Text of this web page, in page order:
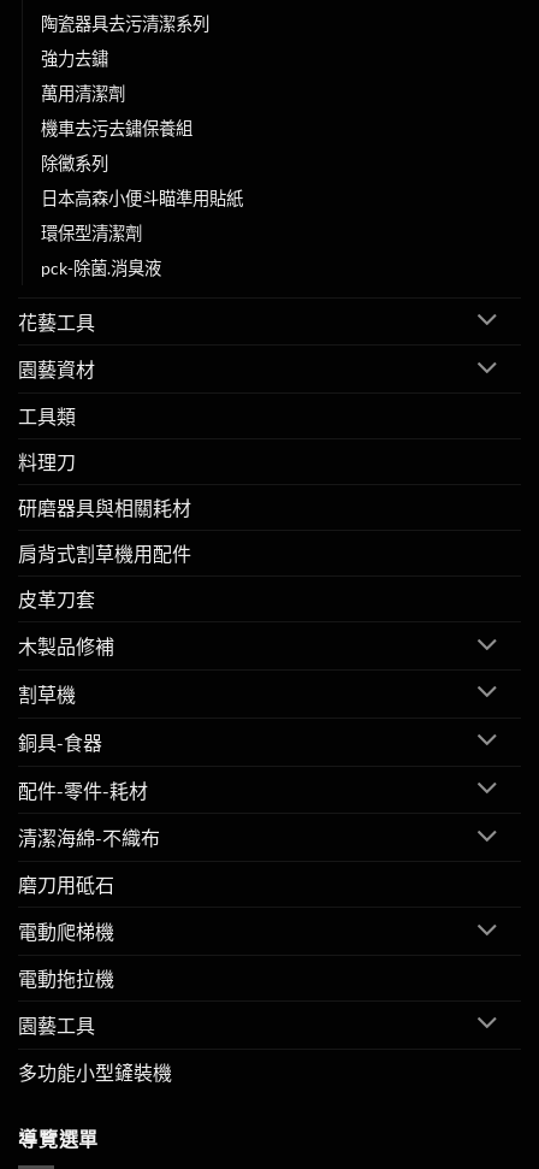
陶瓷器具去污清潔系列
強力去鏽
萬用清潔劑
機車去污去鏽保養組
除黴系列
日本高森小便斗瞄準用貼紙
環保型清潔劑
pck-除菌.消臭液
花藝工具
園藝資材
工具類
料理刀
研磨器具與相關耗材
肩背式割草機用配件
皮革刀套
木製品修補
割草機
銅具-食器
配件-零件-耗材
清潔海綿-不織布
磨刀用砥石
電動爬梯機
電動拖拉機
園藝工具
多功能小型鏟裝機
導覽選單